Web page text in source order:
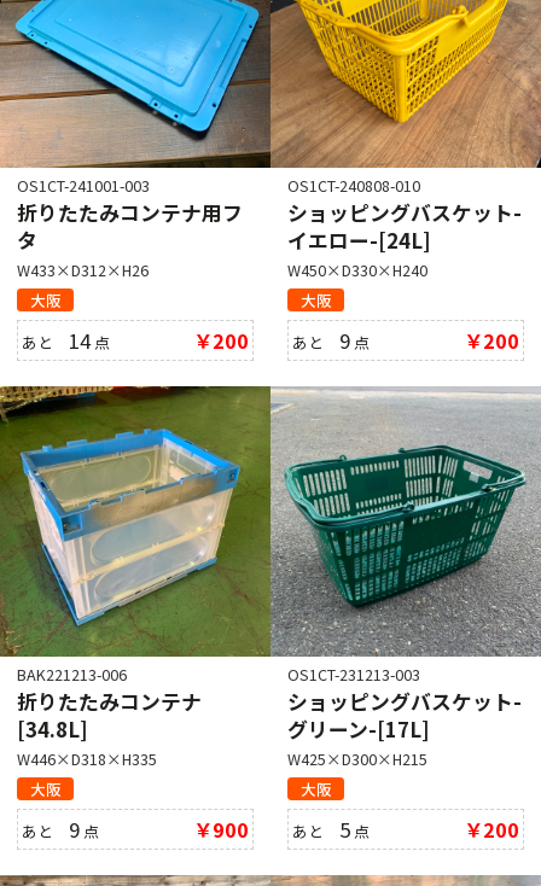
OS1CT-241001-003
折りたたみコンテナ用フ
タ
W433×D312×H26
大阪
あと 14点 ￥200
OS1CT-240808-010
ショッピングバスケット-
イエロー-[24L]
W450×D330×H240
大阪
あと 9 点 ￥200
BAK221213-006
折りたたみコンテナ
[34.8L]
W446×D318×H335
大阪
あと 9 点 ￥900
OS1CT-231213-003
ショッピングバスケット-
グリーン-[17L]
W425×D300×H215
大阪
あと 5 点 ￥200